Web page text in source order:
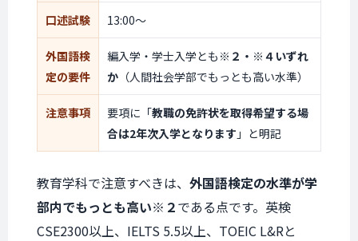
口述試験 13:00〜
外国語検
定の要件
編入学・学士入学とも ※２・※４いずれ
か （人間社会学部でもっとも高い水準）
注意事項 要項に「教職の免許状を取得希望する場
合は2年次入学となります 」と明記
教育学科で注意すべきは、 外国語検定の水準が学
部内でもっとも高い※２である点です。英検
CSE2300以上、IELTS 5.5以上、TOEIC L&Rと